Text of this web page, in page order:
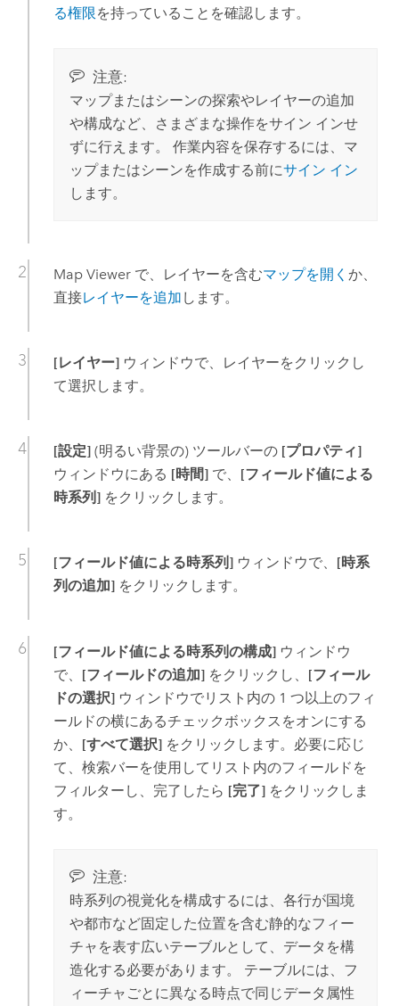
る権限を持っていることを確認します。
注意:
マップまたはシーンの探索やレイヤーの追加
や構成など、さまざまな操作をサイン インせ
ずに行えます。 作業内容を保存するには、マ
ップまたはシーンを作成する前にサイン イン
します。
Map Viewerで、レイヤーを含むマップを開く か、
直接レイヤーを追加 します。
[レイヤー]ウィンドウで、レイヤーをクリックし
て選択します。
[設定](明るい背景の) ツールバーの [プロパティ]
ウィンドウにある [時間]で、 [フィールド値による
時系列]をクリックします。
[フィールド値による時系列]ウィンドウで、 [時系
列の追加]をクリックします。
[フィールド値による時系列の構成]ウィンドウ
で、 [フィールドの追加]をクリックし、 [フィール
ドの選択]ウィンドウでリスト内の 1 つ以上のフィ
ールドの横にあるチェックボックスをオンにする
か、 [すべて選択]をクリックします。必要に応じ
て、検索バーを使用してリスト内のフィールドを
フィルターし、完了したら [完了]をクリックしま
す。
注意:
時系列の視覚化を構成するには、各行が国境
や都市など固定した位置を含む静的なフィー
チャを表す広いテーブルとして、データを構
造化する必要があります。 テーブルには、フ
ィーチャごとに異なる時点で同じデータ属性